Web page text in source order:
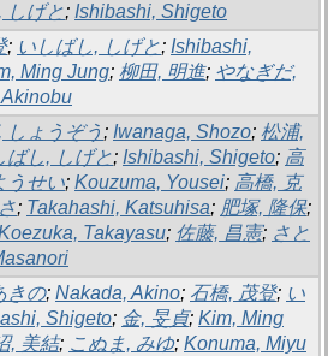
しげと; Ishibashi, Shigeto
; いしばし, しげと; Ishibashi,
Ming Jung; 柳田, 明進; やなぎだ,
しょうぞう ; Iwanaga, Shozo; 松浦,
ばし, しげと; Ishibashi, Shigeto; 高
うせい; Kouzuma, Yousei; 高橋, 克
; Takahashi, Katsuhisa; 肥塚, 隆保;
Takayasu; 佐藤, 昌憲; さと
きの; Nakada, Akino; 石橋, 茂登; い
Shigeto; 金, 旻貞; Kim, Ming
, 美結; こぬま, みゆ; Konuma, Miyu